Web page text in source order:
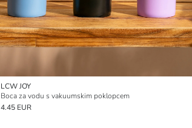
LCW JOY
Boca za vodu s vakuumskim poklopcem
4.45 EUR